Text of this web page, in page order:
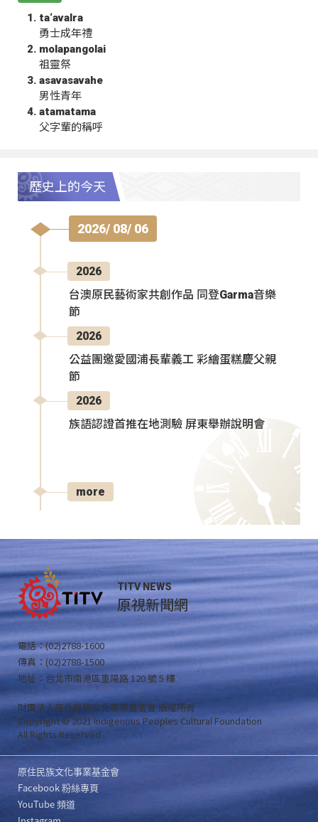
ta‘avalra
勇士成年禮
molapangolai
祖靈祭
asavasavahe
男性青年
atamatama
父字輩的稱呼
歷史上的今天
2026/ 08/ 06
2026
台澳原民藝術家共創作品 同登Garma音樂
節
2026
公益團邀愛國浦長輩義工 彩繪蛋糕慶父親
節
2026
族語認證首推在地測驗 屏東舉辦說明會
more
TITV NEWS
原視新聞網
電話：(02)2788-1600
傳真：(02)2788-1500
地址：台北市南港區重陽路 120 號 5 樓
財團法人原住民族文化事業基金會 版權所有
Copyright © 2021 Indigenous Peoples Cultural Foundation
All Rights Reserved .
原住民族文化事業基金會
Facebook 粉絲專頁
YouTube 頻道